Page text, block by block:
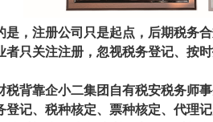
是，注册公司只是起点，后期税务
者只关注注册，忽视税务登记、按
税背靠企小二集团自有税安税务师
登记、税种核定、票种核定、代理